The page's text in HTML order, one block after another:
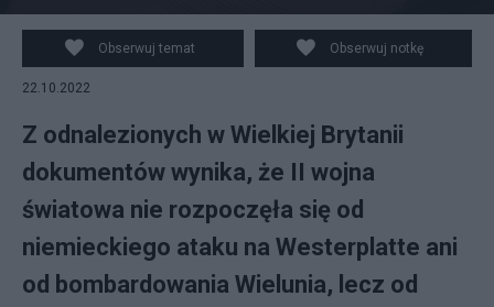
Westerplatte Źródło: commons.wikimedia.org
Obserwuj temat Obserwuj notkę
22.10.2022
Z odnalezionych w Wielkiej Brytanii
dokumentów wynika, że II wojna
światowa nie rozpoczęła się od
niemieckiego ataku na Westerplatte ani
od bombardowania Wielunia, lecz od